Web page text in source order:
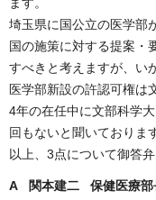
埼玉県に国公立の医学部
国の施策に対する提案・
すべきと考えますが、い
医学部新設の許認可権は
4年の在任中に文部科学
回もないと聞いておりま
以上、3点について御答弁
A 関本建二 保健医療部